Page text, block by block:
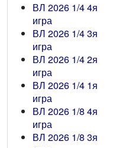
ВЛ 2026 1/4 4я
игра
ВЛ 2026 1/4 3я
игра
ВЛ 2026 1/4 2я
игра
ВЛ 2026 1/4 1я
игра
ВЛ 2026 1/8 4я
игра
ВЛ 2026 1/8 3я